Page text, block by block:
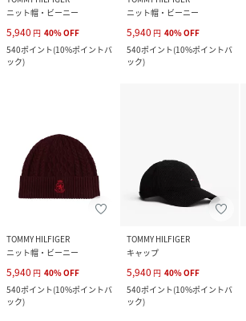
ニット帽・ビーニー
5,940 円 40%OFF
540ポイント(10%ポイントバ
ック)
ニット帽・ビーニー
5,940 円 40%OFF
540ポイント(10%ポイントバ
ック)
TOMMY HILFIGER
ニット帽・ビーニー
5,940 円 40%OFF
540ポイント(10%ポイントバ
ック)
TOMMY HILFIGER
キャップ
5,940 円 40%OFF
540ポイント(10%ポイントバ
ック)